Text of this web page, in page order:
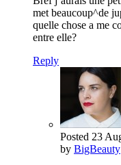
met beaucoup^de
quelle chose a me
entre elle?
Reply
Posted 23
by BigBeauty